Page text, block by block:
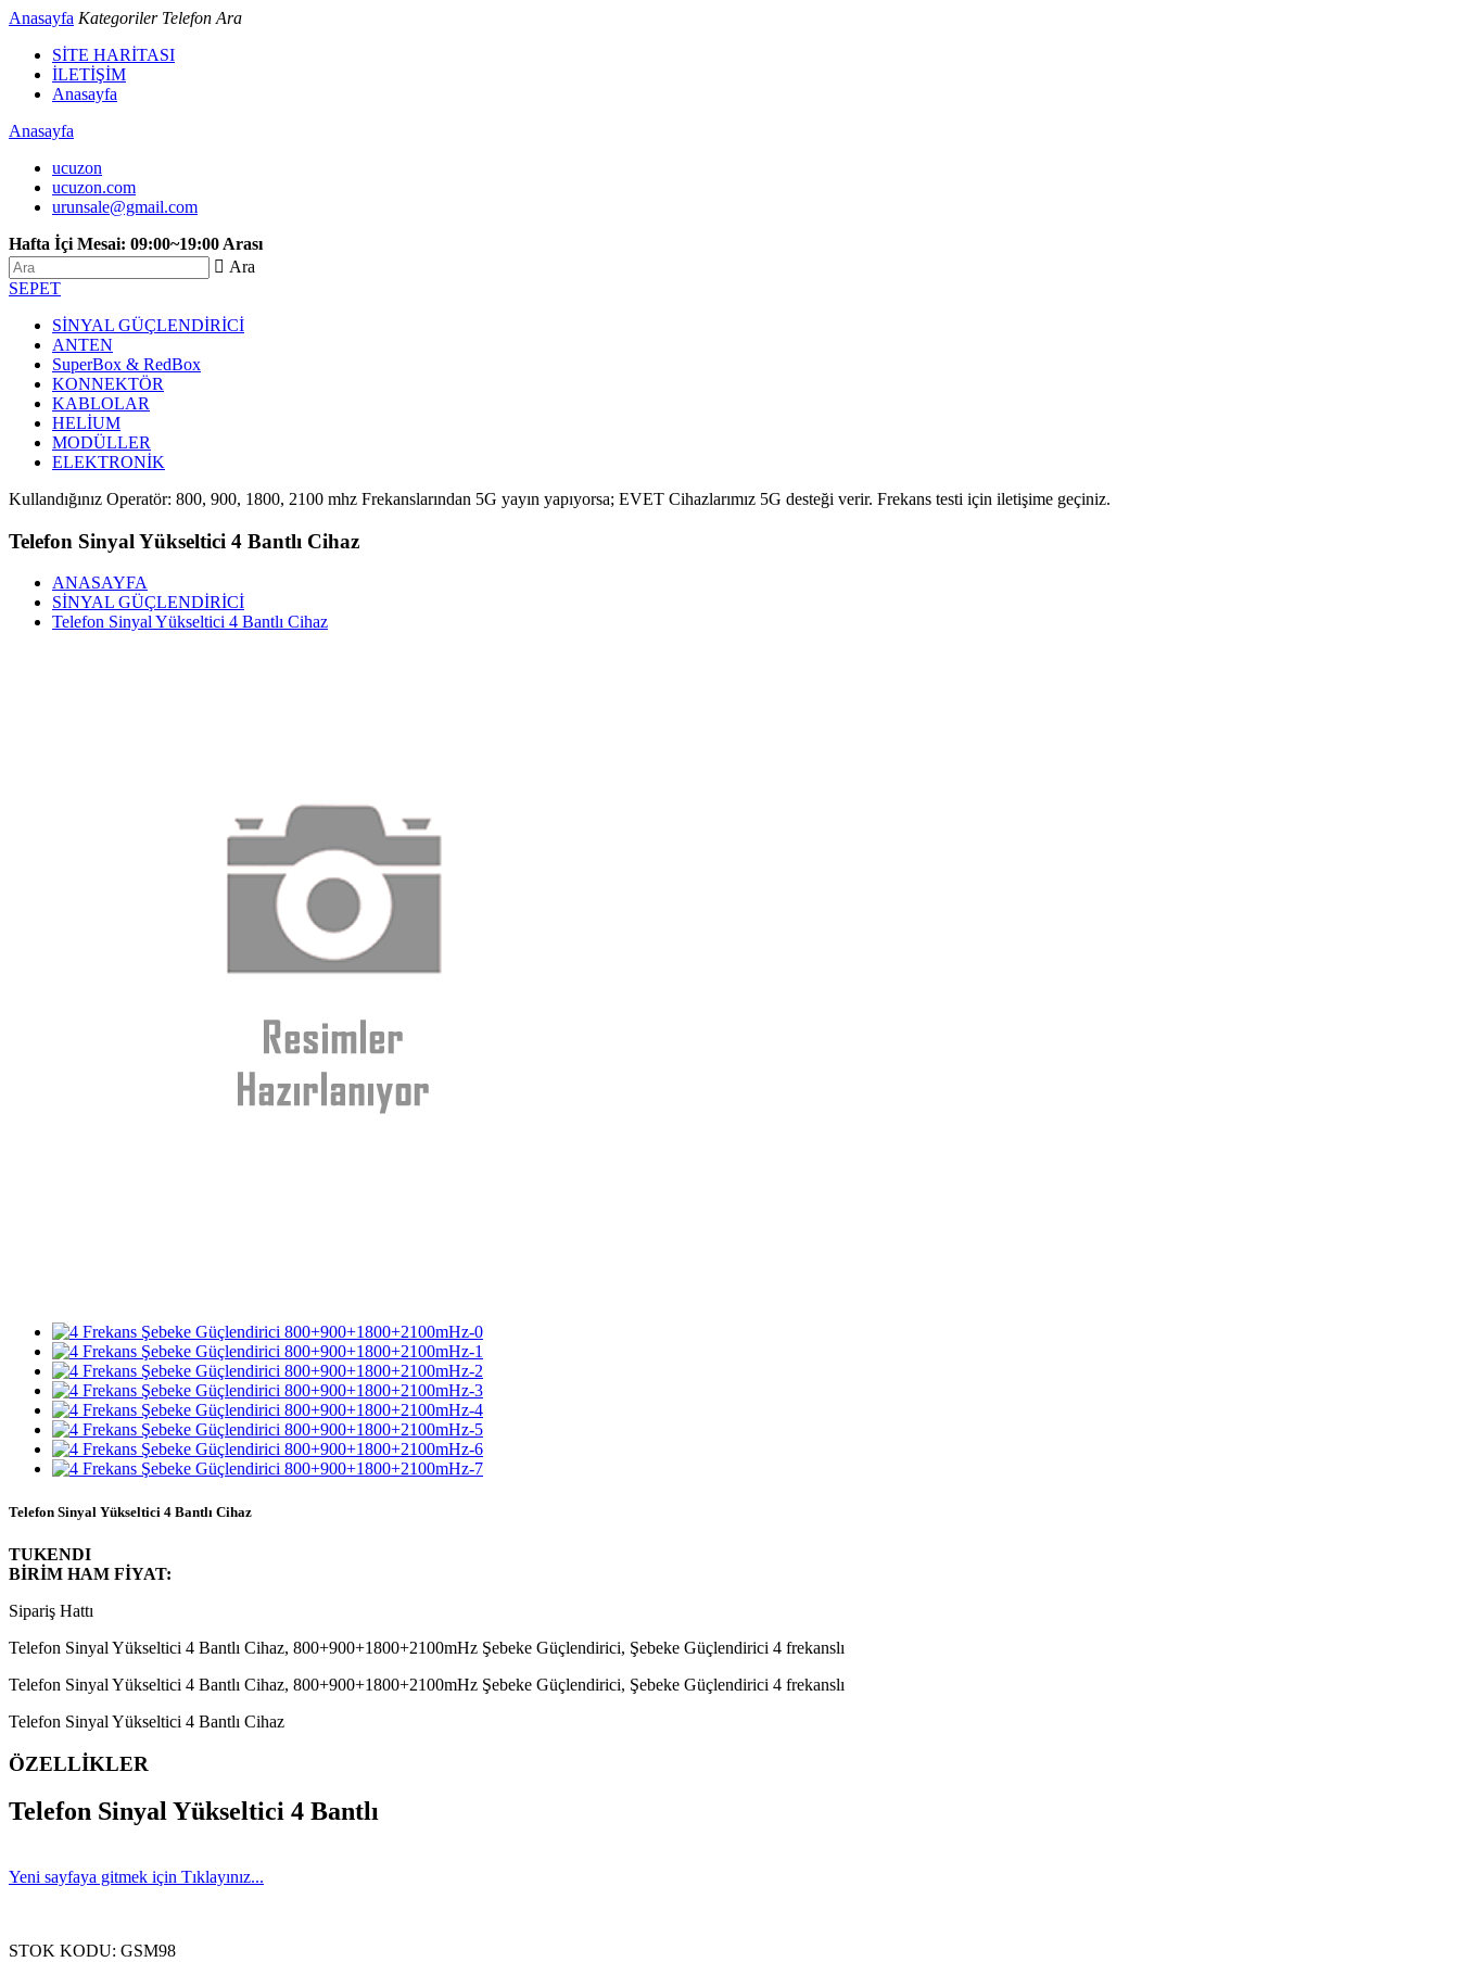
Anasayfa Kategoriler Telefon Ara
SİTE HARİTASI
İLETİŞİM
Anasayfa
Anasayfa
ucuzon
ucuzon.com
urunsale@gmail.com
Hafta İçi Mesai: 09:00~19:00 Arası
 Ara
SEPET
SİNYAL GÜÇLENDİRİCİ
ANTEN
SuperBox & RedBox
KONNEKTÖR
KABLOLAR
HELİUM
MODÜLLER
ELEKTRONİK
Kullandığınız Operatör: 800, 900, 1800, 2100 mhz Frekanslarından 5G yayın yapıyorsa; EVET Cihazlarımız 5G desteği verir. Frekans testi için iletişime geçiniz.
Telefon Sinyal Yükseltici 4 Bantlı Cihaz
ANASAYFA
SİNYAL GÜÇLENDİRİCİ
Telefon Sinyal Yükseltici 4 Bantlı Cihaz
Telefon Sinyal Yükseltici 4 Bantlı Cihaz
TUKENDI
BİRİM HAM FİYAT:
Sipariş Hattı
Telefon Sinyal Yükseltici 4 Bantlı Cihaz, 800+900+1800+2100mHz Şebeke Güçlendirici, Şebeke Güçlendirici 4 frekanslı
Telefon Sinyal Yükseltici 4 Bantlı Cihaz, 800+900+1800+2100mHz Şebeke Güçlendirici, Şebeke Güçlendirici 4 frekanslı
Telefon Sinyal Yükseltici 4 Bantlı Cihaz
ÖZELLİKLER
Telefon Sinyal Yükseltici 4 Bantlı
Yeni sayfaya gitmek için Tıklayınız...
STOK KODU: GSM98